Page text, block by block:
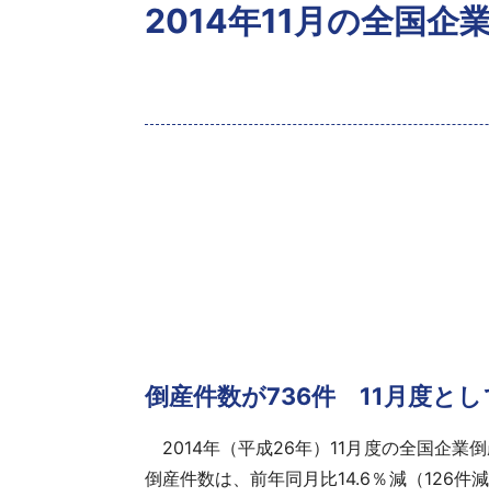
2014年11月の全国企
倒産件数が736件 11月度とし
2014年（平成26年）11月度の全国企業
倒産件数は、前年同月比14.6％減（126件